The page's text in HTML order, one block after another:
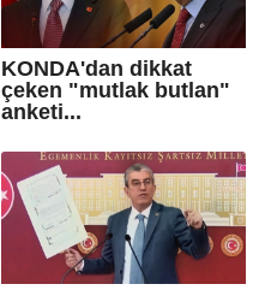
KONDA'dan dikkat
çeken "mutlak butlan"
anketi...